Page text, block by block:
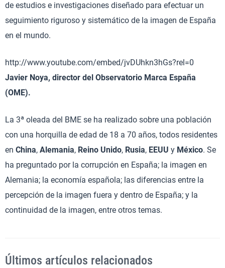
de estudios e investigaciones diseñado para efectuar un
seguimiento riguroso y sistemático de la imagen de España
en el mundo.
http://www.youtube.com/embed/jvDUhkn3hGs?rel=0
Javier Noya, director del Observatorio Marca España
(OME).
La 3ª oleada del BME se ha realizado sobre una población
con una horquilla de edad de 18 a 70 años, todos residentes
en China, Alemania, Reino Unido, Rusia, EEUU y México. Se
ha preguntado por la corrupción en España; la imagen en
Alemania; la economía española; las diferencias entre la
percepción de la imagen fuera y dentro de España; y la
continuidad de la imagen, entre otros temas.
Últimos artículos relacionados